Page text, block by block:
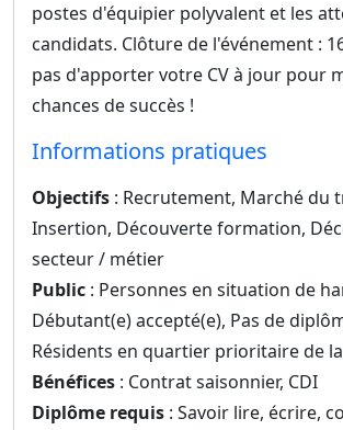
postes d'équipier polyvalent et les
candidats. Clôture de l'événement :
pas d'apporter votre CV à jour pour
chances de succès !
Informations pratiques
Objectifs : Recrutement, Marché du
Insertion, Découverte formation,
secteur / métier
Public : Personnes en situation de
Débutant(e) accepté(e), Pas de
Résidents en quartier prioritaire de la
Bénéfices : Contrat saisonnier, CDI
Diplôme requis : Savoir lire, écrire,